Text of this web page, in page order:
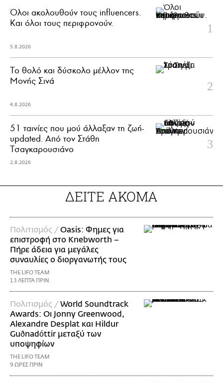
Όλοι ακολουθούν τους influencers.
Και όλοι τους περιφρονούν.
5.8.2026
Το θολό και δύσκολο μέλλον της
Μονής Σινά
4.8.2026
51 ταινίες που μού άλλαξαν τη ζωή-
updated. Aπό τον Στάθη
Τσαγκαρουσιάνο
2.8.2026
ΔΕΙΤΕ ΑΚΟΜΑ
Πολιτισμός /Oasis: Φημες για
επιστροφή στο Knebworth –
Πήρε άδεια για μεγάλες
συναυλίες ο διοργανωτής τους
THE LIFO TEAM
13 ΛΕΠΤΑ ΠΡΙΝ
Πολιτισμός /World Soundtrack
Awards: Οι Jonny Greenwood,
Alexandre Desplat και Hildur
Guðnadóttir μεταξύ των
υποψηφίων
THE LIFO TEAM
9 ΩΡΕΣ ΠΡΙΝ